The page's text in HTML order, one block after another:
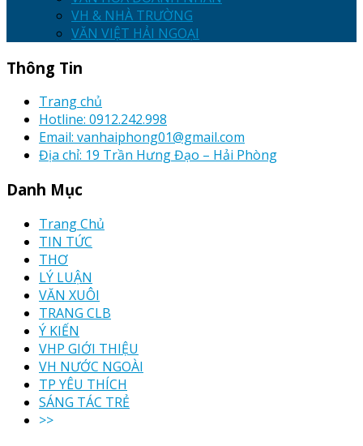
VH & NHÀ TRƯỜNG
VĂN VIỆT HẢI NGOẠI
Thông Tin
Trang chủ
Hotline: 0912.242.998
Email: vanhaiphong01@gmail.com
Địa chỉ: 19 Trần Hưng Đạo – Hải Phòng
Danh Mục
Trang Chủ
TIN TỨC
THƠ
LÝ LUẬN
VĂN XUÔI
TRANG CLB
Ý KIẾN
VHP GIỚI THIỆU
VH NƯỚC NGOÀI
TP YÊU THÍCH
SÁNG TÁC TRẺ
>>